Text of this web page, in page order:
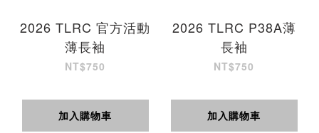
2026 TLRC 官方活動
薄長袖
NT$750
加入購物車
2026 TLRC P38A薄
長袖
NT$750
加入購物車